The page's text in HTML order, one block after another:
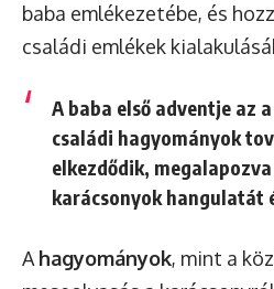
baba emlékezetébe, és
családi emlékek
A baba első adventje az
családi hagyományok
elkezdődik,
karácsonyok hangulatát
A hagyományok, mint a